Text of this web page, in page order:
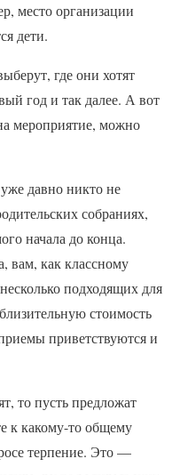
место организации
дети.
где они хотят
год и так далее. А вот
мероприятие, можно
давно никто не
собраниях,
начала до конца.
вам, как классному
подходящих для
стоимость
приветствуются и
то пусть предложат
к какому-то общему
терпение. Это —